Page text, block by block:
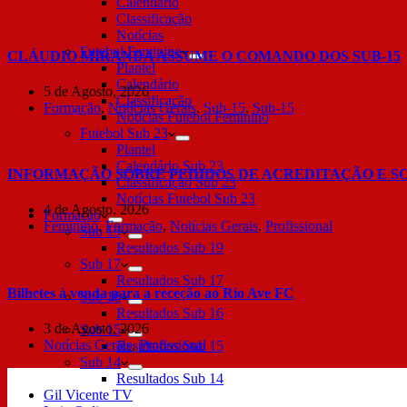
Classificação
Notícias
Futebol Feminino
Plantel
Calendário
Classificação
Notícias Futebol Feminino
Futebol Sub 23
Plantel
Calendário Sub 23
Classificação Sub 23
Notícias Futebol Sub 23
Formação
Sub 19
Resultados Sub 19
Sub 17
Resultados Sub 17
Sub 16
Resultados Sub 16
Sub 15
Resultados Sub 15
Sub 14
Resultados Sub 14
Gil Vicente TV
CLÁUDIO MIRANDA ASSUME O COMANDO DOS SUB-15
5 de Agosto, 2026
Formação,Notícias Gerais, Sub-15, Sub-15
INFORMAÇÃO SOBRE PEDIDOS DE ACREDITAÇÃO E
4 de Agosto, 2026
Feminino, Formação, Notícias Gerais, Profissional
Bilhetes à venda para a receção ao Rio Ave FC
3 de Agosto, 2026
Notícias Gerais,Profissional